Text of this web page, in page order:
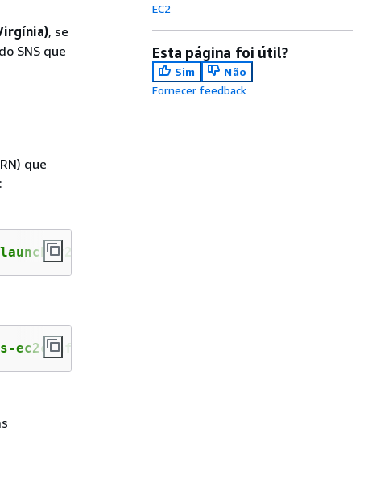
, se
SNS que
que
v2
ec2config
EC2
Esta página foi útil?
Sim
Não
Fornecer feedback